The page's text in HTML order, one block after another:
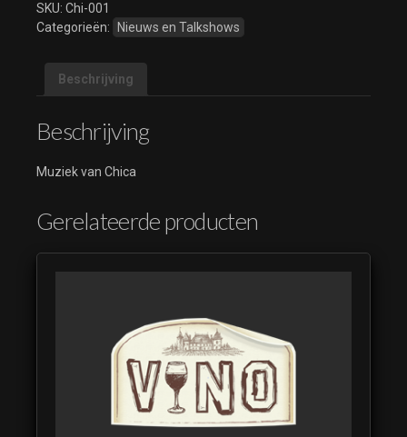
SKU: Chi-001
Categorieën:
Nieuws en Talkshows
Beschrijving
Beschrijving
Muziek van Chica
Gerelateerde producten